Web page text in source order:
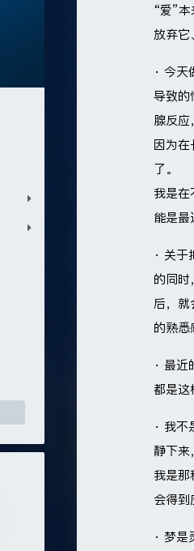
“爱”
放弃它
· 今天
导致的
腺反
因为
了。
我是
能是最
· 关于
的同
后，
的熟
· 最
都是这
· 我不
静下来
我是
会得到
· 梦是